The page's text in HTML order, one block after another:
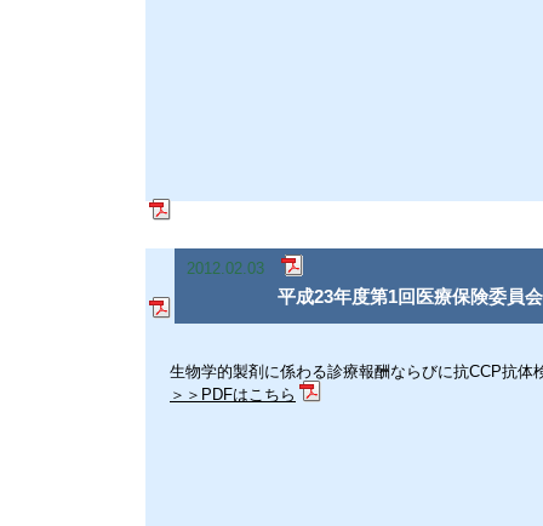
2012.02.03
平成23年度第1回医療保険委員
生物学的製剤に係わる診療報酬ならびに抗CCP抗体
＞＞PDFはこちら